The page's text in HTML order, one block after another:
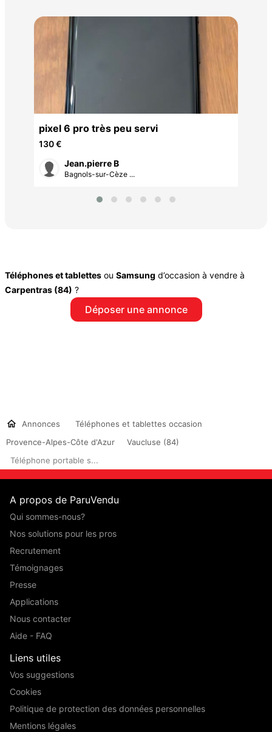
pixel 6 pro très peu servi
130 €
Jean.pierre B
Bagnols-sur-Cèze ...
Téléphones et tablettes ou Samsung d’occasion à vendre à
Carpentras (84) ?
Déposer une annonce
Annonces
Téléphones et tablettes occasion
Provence-Alpes-Côte d'Azur
Vaucluse (84)
Téléphone portable s...
A propos de ParuVendu
Qui sommes-nous?
Nos solutions pour les pros
Recrutement
Témoignages
Presse
Applications
Nous contacter
Aide - FAQ
Liens utiles
Vos suggestions
Cookies
Politique de protection des données personnelles
Mentions légales